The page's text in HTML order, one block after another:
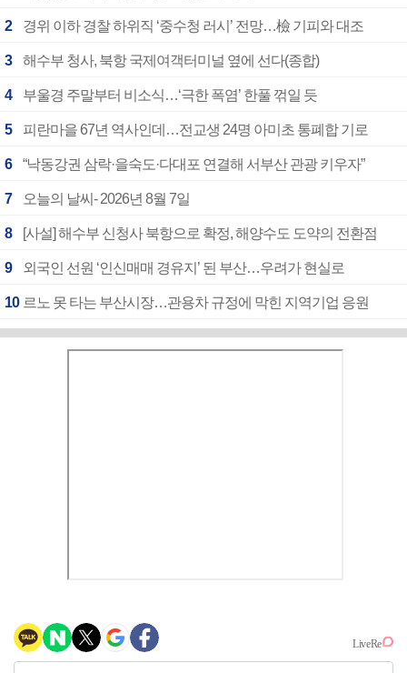
2 경위 이하 경찰 하위직 ‘중수청 러시’ 전망…檢 기피와 대조
3 해수부 청사, 북항 국제여객터미널 옆에 선다(종합)
4 부울경 주말부터 비소식…‘극한 폭염’ 한풀 꺾일 듯
5 피란마을 67년 역사인데…전교생 24명 아미초 통폐합 기로
6 “낙동강권 삼락·을숙도·다대포 연결해 서부산 관광 키우자”
7 오늘의 날씨- 2026년 8월 7일
8 [사설] 해수부 신청사 북항으로 확정, 해양수도 도약의 전환점
9 외국인 선원 ‘인신매매 경유지’ 된 부산…우려가 현실로
10 르노 못 타는 부산시장…관용차 규정에 막힌 지역기업 응원